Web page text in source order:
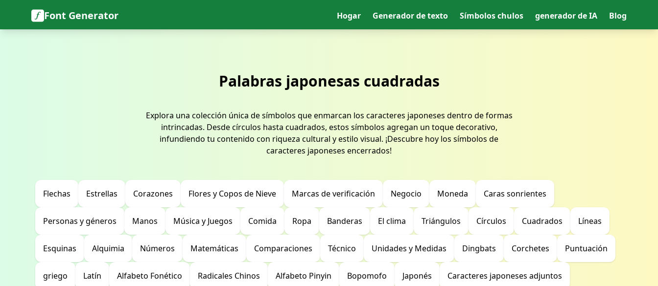
Font Generator Hogar Generador de texto Símbolos chulos generador de IA Blog
Palabras japonesas cuadradas
Explora una colección única de símbolos que enmarcan los caracteres japoneses dentro de formas
intrincadas. Desde círculos hasta cuadrados, estos símbolos agregan un toque decorativo,
infundiendo tu contenido con riqueza cultural y estilo visual. ¡Descubre hoy los símbolos de
caracteres japoneses encerrados!
Flechas Estrellas Corazones Flores y Copos de Nieve Marcas de verificación Negocio Moneda Caras sonrientes
Personas y géneros Manos Música y Juegos Comida Ropa Banderas El clima Triángulos Círculos Cuadrados Líneas
Esquinas Alquimia Números Matemáticas Comparaciones Técnico Unidades y Medidas Dingbats Corchetes Puntuación
griego Latín Alfabeto Fonético Radicales Chinos Alfabeto Pinyin Bopomofo Japonés Caracteres japoneses adjuntos